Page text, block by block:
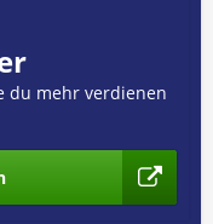
du mehr verdienen